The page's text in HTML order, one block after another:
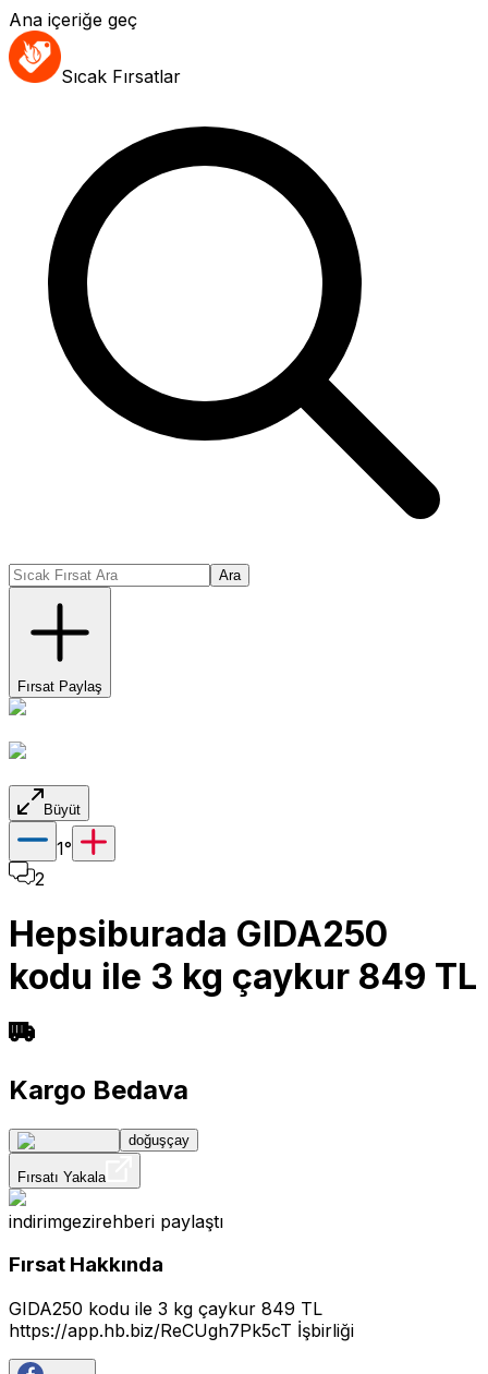
Ana içeriğe geç
Sıcak Fırsatlar
Ara
Fırsat Paylaş
Büyüt
1°
2
Hepsiburada GIDA250
kodu ile 3 kg çaykur 849 TL
Kargo Bedava
doğuşçay
Fırsatı Yakala
indirimgezirehberi paylaştı
Fırsat Hakkında
GIDA250 kodu ile 3 kg çaykur 849 TL
https://app.hb.biz/ReCUgh7Pk5cT İşbirliği